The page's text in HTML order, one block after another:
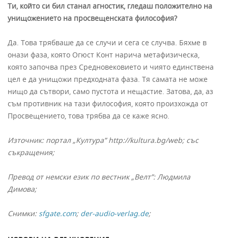
Ти, който си бил станал агностик, гледаш положително на
унищожението на просвещенската философия?
Да. Това трябваше да се случи и сега се случва. Бяхме в
онази фаза, която Огюст Конт нарича метафизическа,
която започва през Средновековието и чиято единствена
цел е да унищожи предходната фаза. Тя самата не може
нищо да сътвори, само пустота и нещастие. Затова, да, аз
съм противник на тази философия, която произхожда от
Просвещението, това трябва да се каже ясно.
Източник: портал „Култура” http://kultura.bg/web; със
съкращения;
Превод от немски език по вестник „Велт”:Людмила
Димова;
Снимки: sfgate.com; der-audio-verlag.de;